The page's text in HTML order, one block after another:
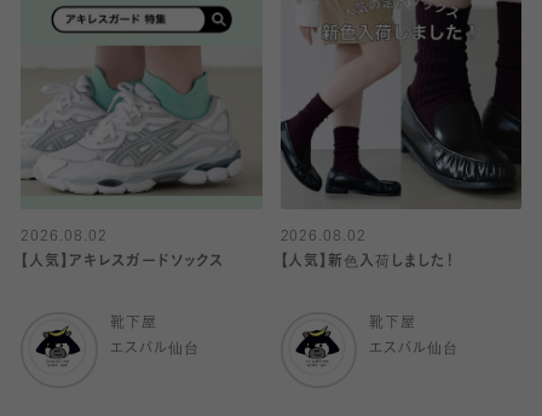
2026.08.02
【人気】アキレスガードソックス
靴下屋
エスパル仙台
2026.08.02
【人気】新色入荷しました！
靴下屋
エスパル仙台